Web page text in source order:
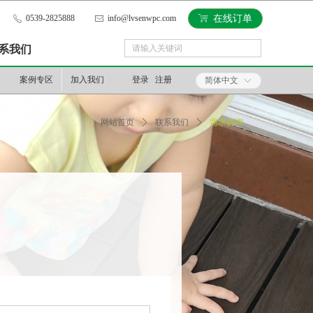
我们
ꂅ 0539-2825888 ꂘ info@lvsenwpc.com ꁈ 在线订单
ꀅ
简体中文
登录 注册
案例专区 加入我们
网站首页 ꄲ 联系我们 ꄲ 需求咨询